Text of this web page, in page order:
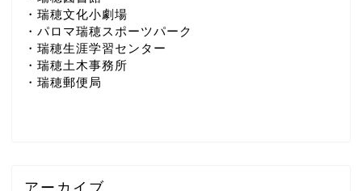
・瑞穂文化小劇場
・パロマ瑞穂スポーツパーク
・瑞穂生涯学習センター
・瑞穂土木事務所
・瑞穂郵便局
アーカイブ